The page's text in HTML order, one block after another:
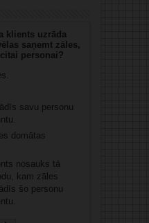
klients uzrāda
saņemt zāles,
personai?
savu personu
domātas
nosauks tā
kam zāles
šo personu